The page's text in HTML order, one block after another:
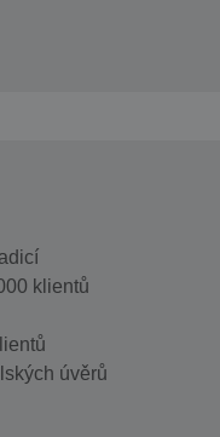
klientů
úvěrů